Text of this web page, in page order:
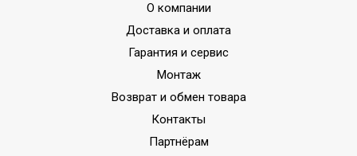
О компании
Доставка и оплата
Гарантия и сервис
Монтаж
Возврат и обмен товара
Контакты
Партнёрам